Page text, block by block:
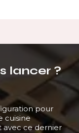
lancer ?
pour
cuisine
avec ce dernier